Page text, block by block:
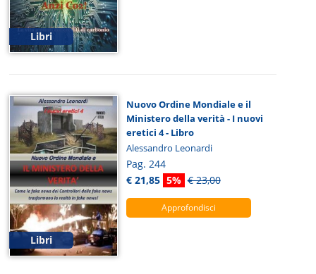
Libri
Libri
Nuovo Ordine Mondiale e il
Ministero della verità - I nuovi
eretici 4 - Libro
Alessandro Leonardi
Pag. 244
€ 21,85 5% € 23,00
Approfondisci